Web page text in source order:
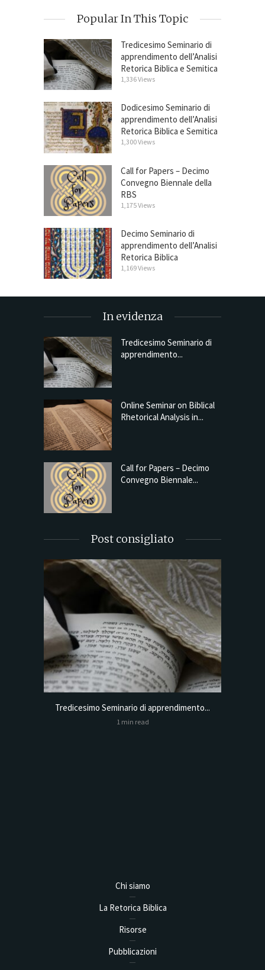
Popular In This Topic
Tredicesimo Seminario di
apprendimento dell’Analisi
Retorica Biblica e Semitica
1,336 Views
Dodicesimo Seminario di
apprendimento dell’Analisi
Retorica Biblica e Semitica
1,300 Views
Call for Papers – Decimo
Convegno Biennale della
RBS
1,175 Views
Decimo Seminario di
apprendimento dell’Analisi
Retorica Biblica
1,169 Views
In evidenza
Tredicesimo Seminario di
apprendimento...
Online Seminar on Biblical
Rhetorical Analysis in...
Call for Papers – Decimo
Convegno Biennale...
Post consigliato
Tredicesimo Seminario di apprendimento...
1 min read
Chi siamo
La Retorica Biblica
Risorse
Pubblicazioni